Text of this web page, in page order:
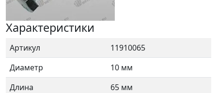
Характеристики
Артикул
11910065
Диаметр
10 мм
Длина
65 мм